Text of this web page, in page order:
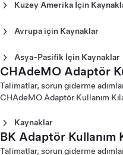
(Nederlands)
(Norsk)
(Português)
3. Nesil Mobil Konnektör
(Slovenčina)
3. Nesil Mobil Konnektör
(Suomi)
(Svenska)
(Español)
(Français)
(Italiano)
2. Nesil Mobil Konnektör
(Nederlands)
2. Nesil Mobil Konnektör
(Norsk)
(Português)
2. Nesil Mobil Konnektör
(Suomi)
(繁體中文)
(English)
語)
2. Nesil Mobil Konnektör
2. Nesil Mobil Konnektör
2. Nesil Mobil Konnektör
2. Nesil Mobil Konnektör
2. Nesil Mobil Konnektör
(English)
Kuzey Amerika İçin
1. Nesil Mobil Konnektör
1. Nesil Mobil Konnektör
Amerika (Français)
Mobil Konnektör
Kuzey Amerika (English)
Kablolu 1. Nesil Mobil
Kuzey Amerika (Español)
Avrupa için Kaynaklar
1. Nesil Mobil Konnektör
(Dansk)
1. Nesil Mobil Konnektör
(Deutsch)
(English)
1. Nesil Mobil Konnektör
(Italiano)
Asya-Pasifik İçin Kaynaklar
1. Nesil Mobil Konnektör
(English)
CHAdeMO Adaptör
Talimatlar, sorun giderme
CHAdeMO Adaptör Kullanım
Kaynaklar
CHAdeMO Adaptör
CHAdeMO Adaptör
BK Adaptör Kullanım
Talimatlar, sorun giderme